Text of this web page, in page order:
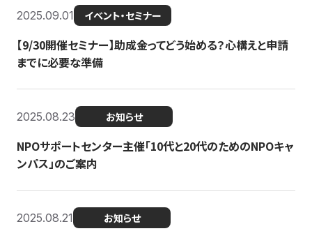
2025.09.01 イベント・セミナー
【9/30開催セミナー】助成金ってどう始める？心構えと申請
までに必要な準備
2025.08.23 お知らせ
NPOサポートセンター主催「10代と20代のためのNPOキャ
ンパス」のご案内
2025.08.21 お知らせ